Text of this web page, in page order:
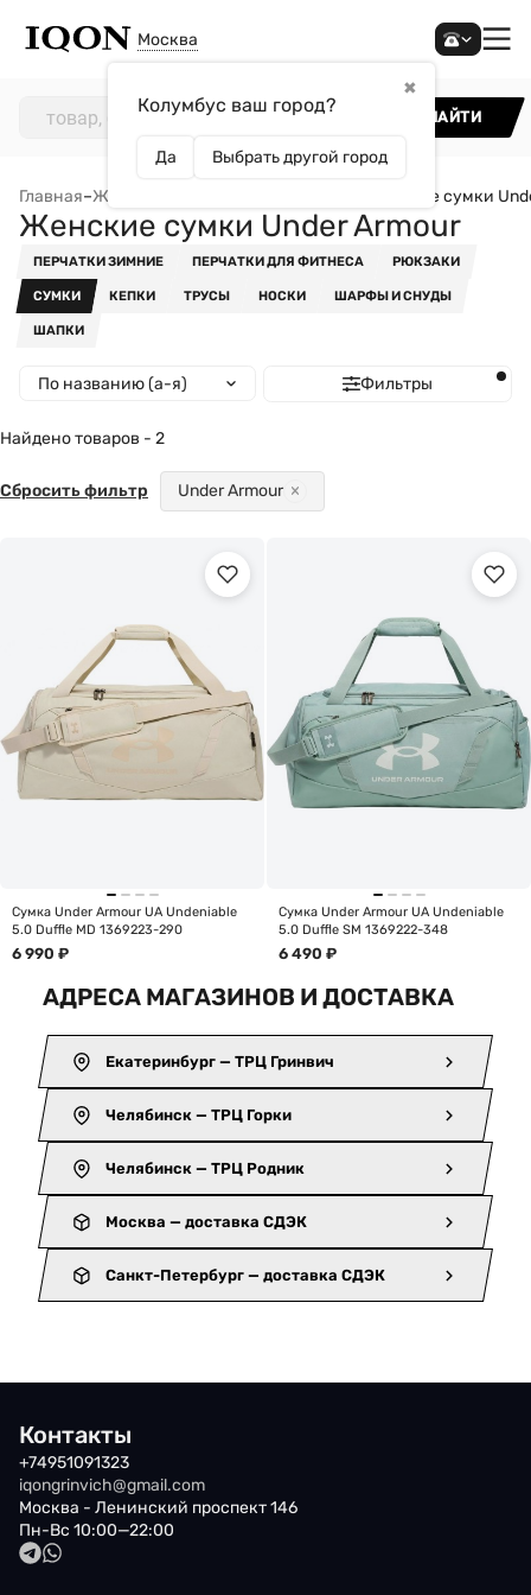
Москва
✖
Колумбус ваш город?
Да Выбрать другой город
НАЙТИ
Главная–Женщинам Женские сумки
Женские сумки Under Armour
ПЕРЧАТКИ ЗИМНИЕ ПЕРЧАТКИ ДЛЯ ФИТНЕСА РЮКЗАКИ
СУМКИ КЕПКИ ТРУСЫ НОСКИ ШАРФЫ И СНУДЫ
ШАПКИ
По названию (а-я) Фильтры
Найдено товаров - 2
Under Armour
Сбросить фильтр
Сумка Under Armour UA Undeniable
5.0 Duffle MD 1369223-290
6 990 ₽
Сумка Under Armour UA Undeniable
5.0 Duffle SM 1369222-348
6 490 ₽
АДРЕСА МАГАЗИНОВ И ДОСТАВКА
Екатеринбург — ТРЦ Гринвич
Челябинск — ТРЦ Горки
Челябинск — ТРЦ Родник
Москва — доставка СДЭК
Санкт-Петербург — доставка СДЭК
Контакты
+74951091323
iqongrinvich@gmail.com
Москва - Ленинский проспект 146
Пн-Вс 10:00—22:00